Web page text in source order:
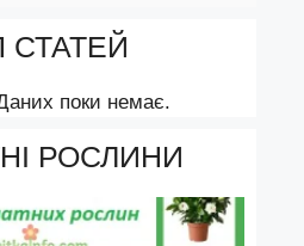
СТАТЕЙ
поки немає.
РОСЛИНИ